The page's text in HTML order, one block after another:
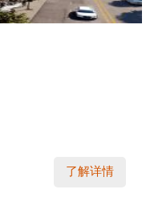
了解详情